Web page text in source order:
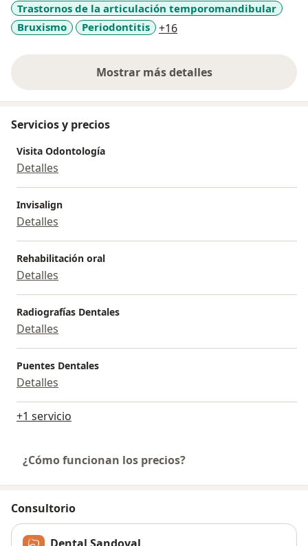
Trastornos de la articulación temporomandibular
Bruxismo
Periodontitis +16a11y_sr_more_diseases
Mostrar más detalles
sobre la experiencia
Servicios y precios
Visita Odontología
Detalles
Invisalign
Detalles
Rehabilitación oral
Detalles
Radiografías Dentales
Detalles
Puentes Dentales
Detalles
+1 servicio
¿Cómo funcionan los precios?
Consultorio